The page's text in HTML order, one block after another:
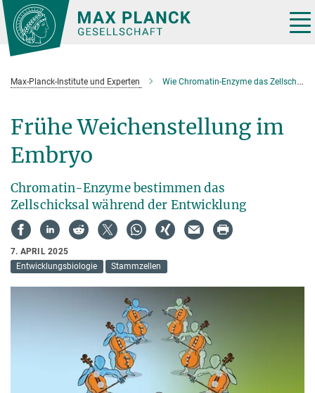
Hauptinhalt
Max-Planck-Institute und Experten Wie Chromatin-Enzyme das Zellschicksal während der Entwicklung bestimmen
Frühe Weichenstellung im
Embryo
Chromatin-Enzyme bestimmen das
Zellschicksal während der Entwicklung
7. APRIL 2025
Entwicklungsbiologie
Stammzellen